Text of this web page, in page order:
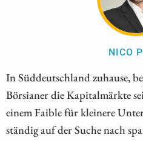
NICO
In Süddeutschland zuhause,
Börsianer die Kapitalmärkte
einem Faible für kleinere
ständig auf der Suche nach